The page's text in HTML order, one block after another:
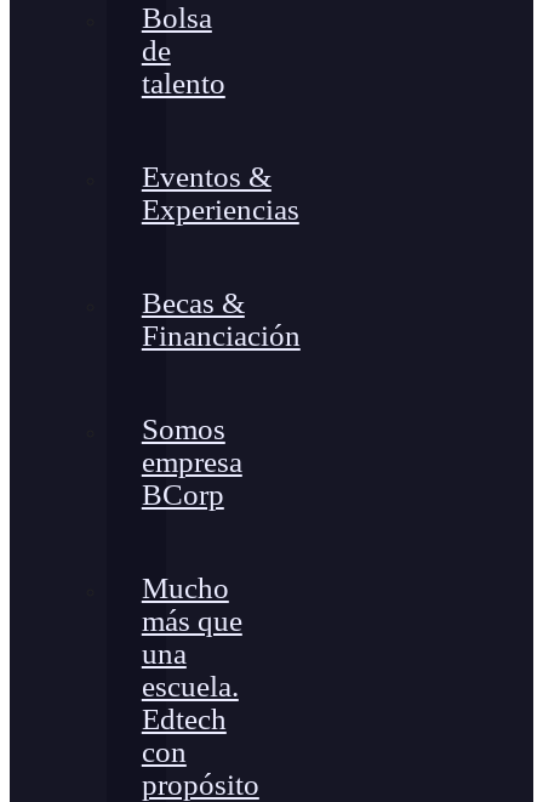
Bolsa
de
talento
Eventos &
Experiencias
Becas &
Financiación
Somos
empresa
BCorp
Mucho
más que
una
escuela.
Edtech
con
propósito